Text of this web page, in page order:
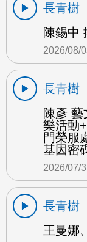
長青樹
陳錫中
2026/08/
長青樹
陳彥
樂活動
門榮服
基因密
2026/07/
長青樹
王曼娜